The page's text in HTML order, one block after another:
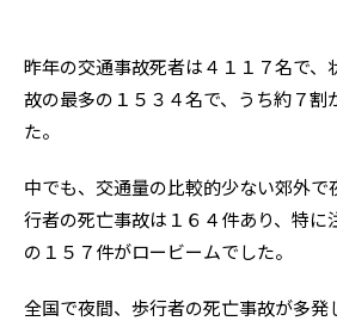
昨年の交通事故死者は４１１７名で、
故の最多の１５３４名で、うち約７割
た。
中でも、交通量の比較的少ない郊外
行者の死亡事故は１６４件あり、特に
の１５７件がロービームでした。
全国で夜間、歩行者の死亡事故が多発